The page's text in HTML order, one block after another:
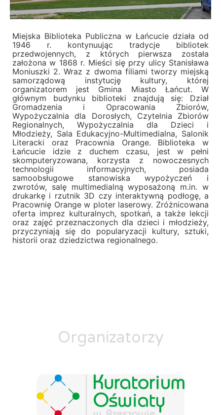
Miejska Biblioteka Publiczna w Łańcucie działa od
1946 r. kontynuując tradycje bibliotek
przedwojennych, z których pierwsza została
założona w 1868 r. Mieści się przy ulicy Stanisława
Moniuszki 2. Wraz z dwoma filiami tworzy miejską
samorządową instytucję kultury, której
organizatorem jest Gmina Miasto Łańcut. W
głównym budynku biblioteki znajdują się: Dział
Gromadzenia i Opracowania Zbiorów,
Wypożyczalnia dla Dorosłych, Czytelnia Zbiorów
Regionalnych, Wypożyczalnia dla Dzieci i
Młodzieży, Sala Edukacyjno-Multimedialna, Salonik
Literacki oraz Pracownia Orange. Biblioteka w
Łańcucie idzie z duchem czasu, jest w pełni
skomputeryzowana, korzysta z nowoczesnych
technologii informacyjnych, posiada
samoobsługowe stanowiska wypożyczeń i
zwrotów, salę multimedialną wyposażoną m.in. w
drukarkę i rzutnik 3D czy interaktywną podłogę, a
Pracownię Orange w ploter laserowy. Zróżnicowana
oferta imprez kulturalnych, spotkań, a także lekcji
oraz zajęć przeznaczonych dla dzieci i młodzieży,
przyczyniają się do popularyzacji kultury, sztuki,
historii oraz dziedzictwa regionalnego.
Organizatorzy